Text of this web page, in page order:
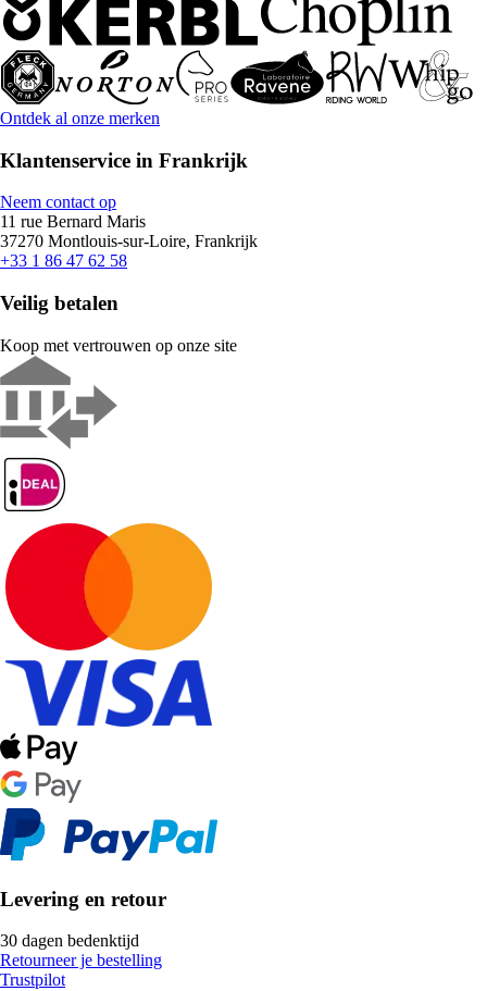
Ontdek al onze merken
Klantenservice in Frankrijk
Neem contact op
11 rue Bernard Maris
37270 Montlouis-sur-Loire, Frankrijk
+33 1 86 47 62 58
Veilig betalen
Koop met vertrouwen op onze site
Levering en retour
30 dagen bedenktijd
Retourneer je bestelling
Trustpilot